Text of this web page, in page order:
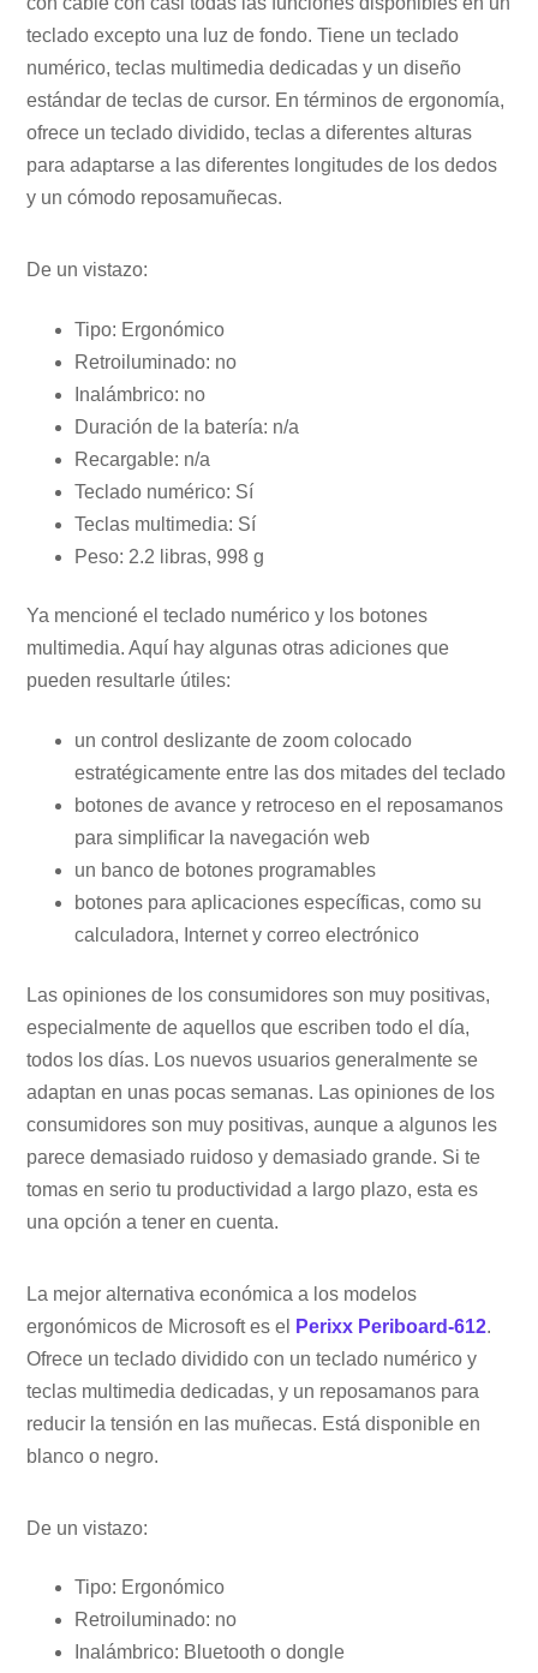
teclado excepto una luz de fondo. Tiene un teclado
numérico, teclas multimedia dedicadas y un diseño
estándar de teclas de cursor. En términos de ergonomía,
ofrece un teclado dividido, teclas a diferentes alturas
para adaptarse a las diferentes longitudes de los dedos
y un cómodo reposamuñecas.
De un vistazo:
Tipo: Ergonómico
Retroiluminado: no
Inalámbrico: no
Duración de la batería: n/a
Recargable: n/a
Teclado numérico: Sí
Teclas multimedia: Sí
Peso: 2.2 libras, 998 g
Ya mencioné el teclado numérico y los botones
multimedia. Aquí hay algunas otras adiciones que
pueden resultarle útiles:
un control deslizante de zoom colocado
estratégicamente entre las dos mitades del teclado
botones de avance y retroceso en el reposamanos
para simplificar la navegación web
un banco de botones programables
botones para aplicaciones específicas, como su
calculadora, Internet y correo electrónico
Las opiniones de los consumidores son muy positivas,
especialmente de aquellos que escriben todo el día,
todos los días. Los nuevos usuarios generalmente se
adaptan en unas pocas semanas. Las opiniones de los
consumidores son muy positivas, aunque a algunos les
parece demasiado ruidoso y demasiado grande. Si te
tomas en serio tu productividad a largo plazo, esta es
una opción a tener en cuenta.
La mejor alternativa económica a los modelos
ergonómicos de Microsoft es el
Perixx Periboard-612.
Ofrece un teclado dividido con un teclado numérico y
teclas multimedia dedicadas, y un reposamanos para
reducir la tensión en las muñecas. Está disponible en
blanco o negro.
De un vistazo:
Tipo: Ergonómico
Retroiluminado: no
Inalámbrico: Bluetooth o dongle